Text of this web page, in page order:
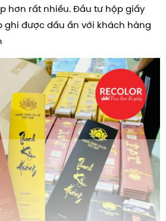
hơn rất nhiều. Đầu tư hộp giấy
ghi được dấu ấn với khách hàng